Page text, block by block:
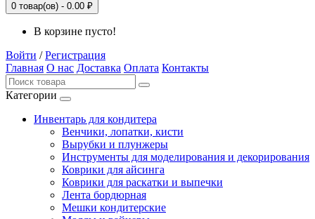
0 товар(ов) - 0.00 ₽
В корзине пусто!
Войти /Регистрация
Главная О нас Доставка Оплата Контакты
Категории
Инвентарь для кондитера
Венчики, лопатки, кисти
Вырубки и плунжеры
Инструменты для моделирования и декорирования
Коврики для айсинга
Коврики для раскатки и выпечки
Лента бордюрная
Мешки кондитерские